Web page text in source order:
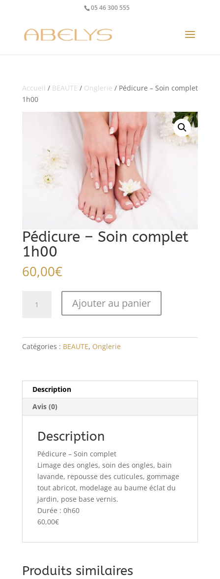
05 46 300 555
Accueil / BEAUTE / Onglerie / Pédicure – Soin complet
1h00
Pédicure – Soin complet
1h00
60,00€
Soin
complet
Ajouter au panier
Catégories : BEAUTE, Onglerie
Description
Avis (0)
Description
Pédicure – Soin complet
Limage des ongles, soin des ongles, bain
lavande, repousse des cuticules, gommage
tout abricot, modelage au baume éclat du
jardin, pose base vernis.
Durée : 0h60
60,00€
Produits similaires